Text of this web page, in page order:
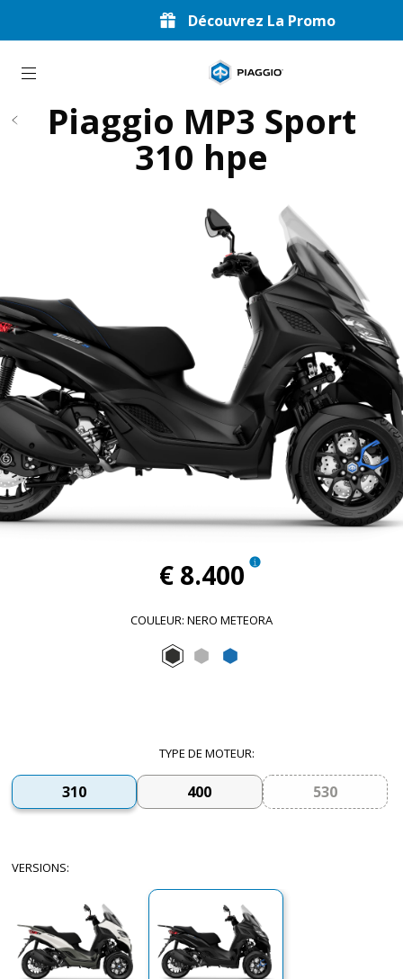
Découvrez La Promo
Aller au contenu principal
Piaggio MP3 Sport
310 hpe
€ 8.400
COULEUR: NERO METEORA
Nero Meteora
Grigio Mercurio
TYPE DE MOTEUR:
310 400 530
VERSIONS: